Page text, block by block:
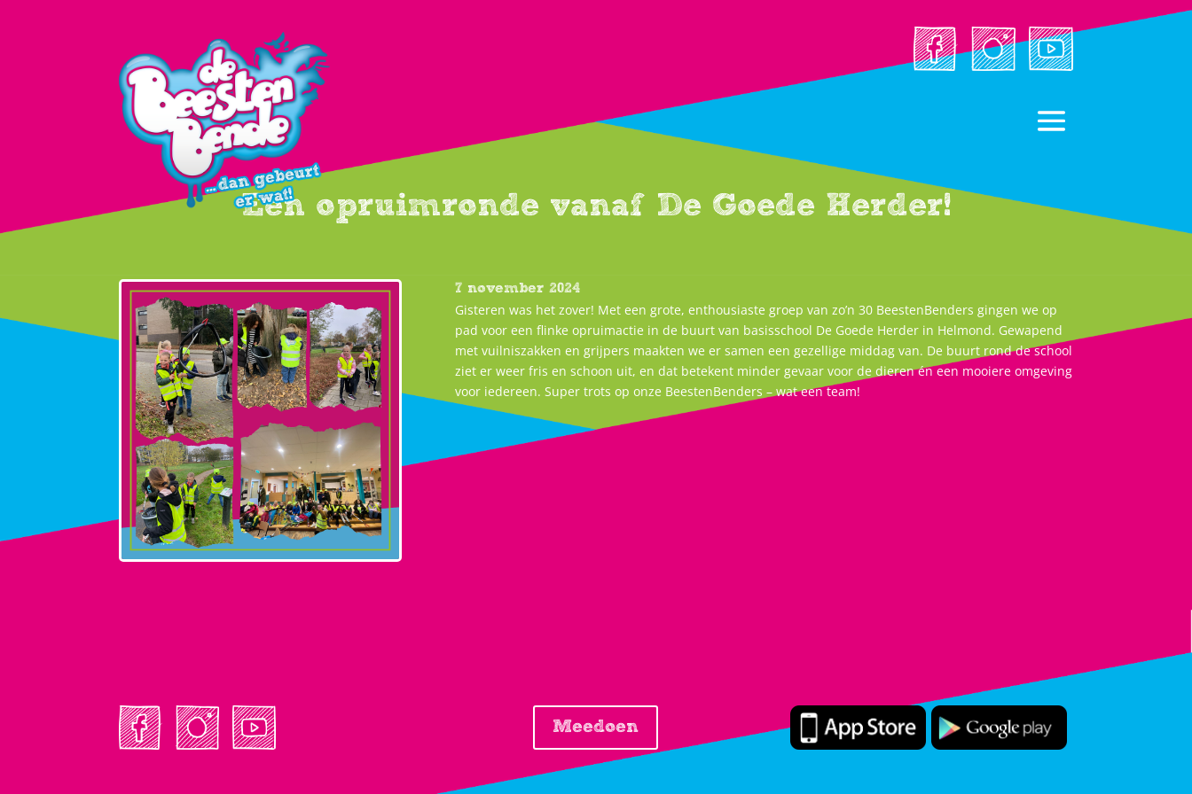
Een opruimronde vanaf De Goede Herder!
7 november 2024
Gisteren was het zover! Met een grote, enthousiaste groep van zo’n 30 BeestenBenders gingen we op
pad voor een flinke opruimactie in de buurt van basisschool De Goede Herder in Helmond. Gewapend
met vuilniszakken en grijpers maakten we er samen een gezellige middag van. De buurt rond de school
ziet er weer fris en schoon uit, en dat betekent minder gevaar voor de dieren én een mooiere omgeving
voor iedereen. Super trots op onze BeestenBenders – wat een team!
Meedoen